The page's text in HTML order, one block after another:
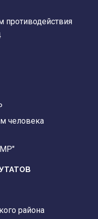
противодействия
человека
района